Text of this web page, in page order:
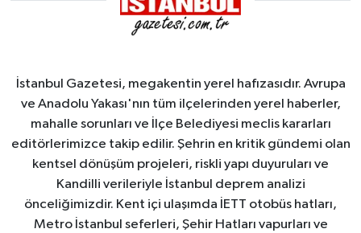
İstanbul Gazetesi, megakentin yerel hafızasıdır. Avrupa
ve Anadolu Yakası'nın tüm ilçelerinden yerel haberler,
mahalle sorunları ve İlçe Belediyesi meclis kararları
editörlerimizce takip edilir. Şehrin en kritik gündemi olan
kentsel dönüşüm projeleri, riskli yapı duyuruları ve
Kandilli verileriyle İstanbul deprem analizi
önceliğimizdir. Kent içi ulaşımda İETT otobüs hatları,
Metro İstanbul seferleri, Şehir Hatları vapurları ve